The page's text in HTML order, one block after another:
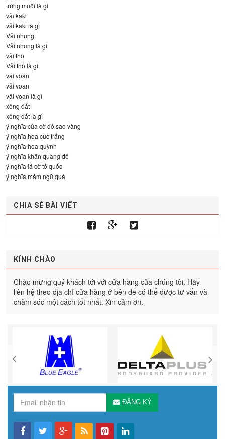
trứng muối là gì
vải kaki
vải kaki là gì
Vải nhung
Vải nhung là gì
vải thô
Vải thô là gì
vai voan
vải voan
vải voan là gì
xông đất
xông đất là gì
ý nghĩa của cờ đỏ sao vàng
ý nghĩa hoa cúc trắng
ý nghĩa hoa quỳnh
ý nghĩa khăn quàng đỏ
ý nghĩa lá cờ tổ quốc
ý nghĩa mâm ngũ quả
CHIA SẺ BÀI VIẾT
KÍNH CHÀO
Chào mừng quý khách tới với cửa hàng của chúng tôi. Hãy
liên hệ theo địa chỉ cửa hàng ở bên để có thể được tư vấn và
chăm sóc một cách tốt nhất. Xin cảm ơn.
ĐĂNG KÝ